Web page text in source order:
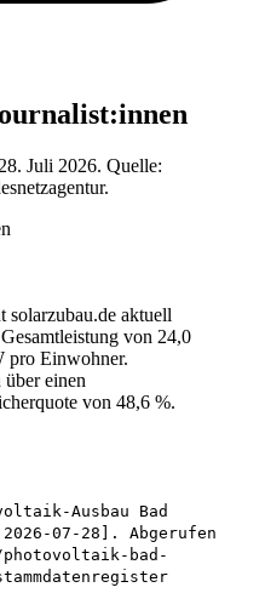
Juli 2026. Quelle:
solarzubau.de aktuell
von 24,0
pro Einwohner.
einen
von 48,6 %.
Ausbau Bad
07-28]. Abgerufen
bad-